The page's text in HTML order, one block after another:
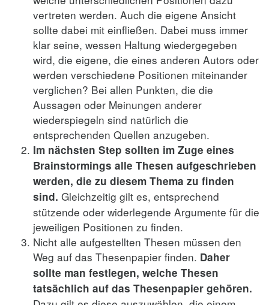
vertreten werden. Auch die eigene Ansicht
sollte dabei mit einfließen. Dabei muss immer
klar seine, wessen Haltung wiedergegeben
wird, die eigene, die eines anderen Autors oder
werden verschiedene Positionen miteinander
verglichen? Bei allen Punkten, die die
Aussagen oder Meinungen anderer
wiederspiegeln sind natürlich die
entsprechenden Quellen anzugeben.
Im nächsten Step sollten im Zuge eines
Brainstormings alle Thesen aufgeschrieben
werden, die zu diesem Thema zu finden
sind. Gleichzeitig gilt es, entsprechend
stützende oder widerlegende Argumente für die
jeweiligen Positionen zu finden.
Nicht alle aufgestellten Thesen müssen den
Weg auf das Thesenpapier finden. Daher
sollte man festlegen, welche Thesen
tatsächlich auf das Thesenpapier gehören.